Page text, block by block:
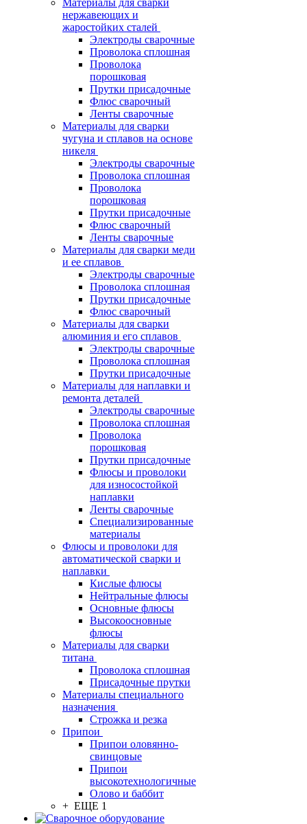
Материалы для сварки
нержавеющих и
жаростойких сталей
Электроды сварочные
Проволока сплошная
Проволока
порошковая
Прутки присадочные
Флюс сварочный
Ленты сварочные
Материалы для сварки
чугуна и сплавов на основе
никеля
Электроды сварочные
Проволока сплошная
Проволока
порошковая
Прутки присадочные
Флюс сварочный
Ленты сварочные
Материалы для сварки меди
и ее сплавов
Электроды сварочные
Проволока сплошная
Прутки присадочные
Флюс сварочный
Материалы для сварки
алюминия и его сплавов
Электроды сварочные
Проволока сплошная
Прутки присадочные
Материалы для наплавки и
ремонта деталей
Электроды сварочные
Проволока сплошная
Проволока
порошковая
Прутки присадочные
Флюсы и проволоки
для износостойкой
наплавки
Ленты сварочные
Специализированные
материалы
Флюсы и проволоки для
автоматической сварки и
наплавки
Кислые флюсы
Нейтральные флюсы
Основные флюсы
Высокоосновные
флюсы
Материалы для сварки
титана
Проволока сплошная
Присадочные прутки
Материалы специального
назначения
Строжка и резка
Припои
Припои оловянно-
свинцовые
Припои
высокотехнологичные
Олово и баббит
+ ЕЩЕ 1